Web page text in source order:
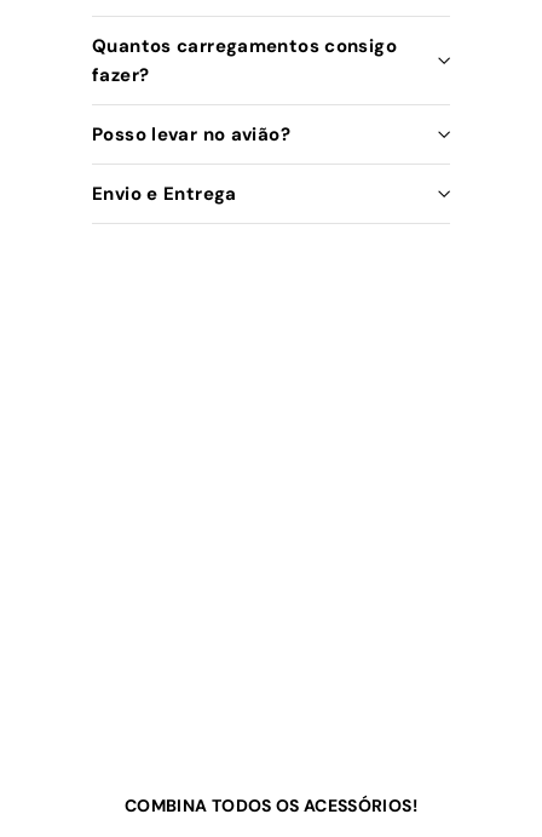
Quantos carregamentos consigo
fazer?
Posso levar no avião?
Envio e Entrega
COMBINA TODOS OS ACESSÓRIOS!